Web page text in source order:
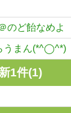
のど飴なめよ
うまん(*^◯^*)
1件(1)